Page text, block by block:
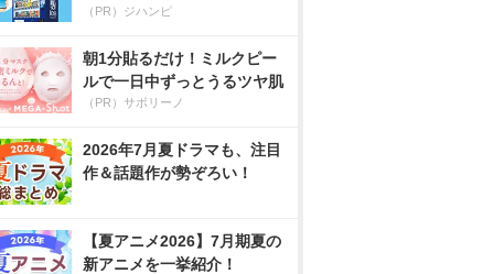
（PR）ジハンピ
朝1分貼るだけ！ミルクピー
ルで一日中ずっとうるツヤ肌
（PR）サボリーノ
2026年7月夏ドラマも、注目
作＆話題作が勢ぞろい！
【夏アニメ2026】7月期夏の
新アニメを一挙紹介！